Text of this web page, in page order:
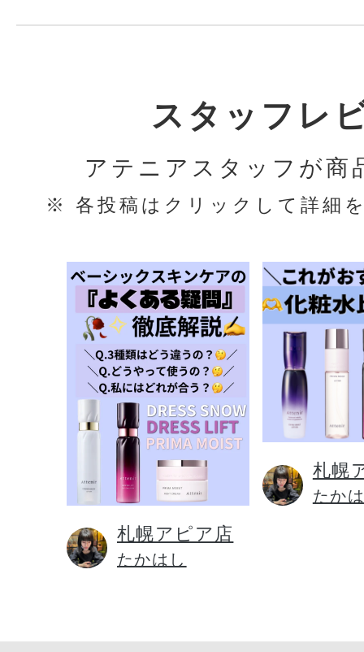
スタッフレ
アテニアスタッフが商
※ 各投稿はクリックして詳細
札幌アピア店
たかはし
札幌
たか